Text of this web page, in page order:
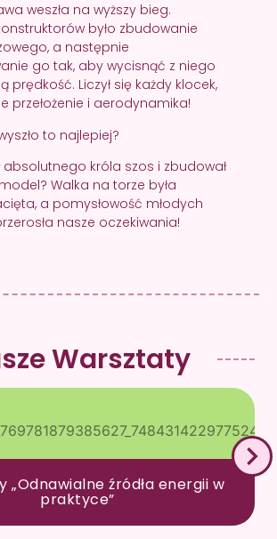
weszła na wyższy bieg.
było zbudowanie
a następnie
go tak, aby wycisnąć z niego
prędkość. Liczył się każdy klocek,
przełożenie i aerodynamika!
to najlepiej?
absolutnego króla szos i zbudował
Walka na torze była
a pomysłowość młodych
nasze oczekiwania!
Warsztaty
„Odnawialne źródła energii w
praktyce”